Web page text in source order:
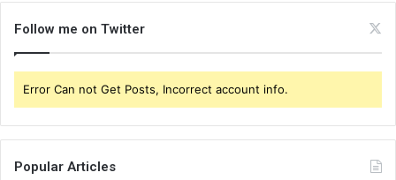
Follow me on Twitter
Error Can not Get Posts, Incorrect account info.
Popular Articles